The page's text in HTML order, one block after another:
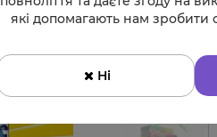
Смак:
які допомагають нам зробити
Ні